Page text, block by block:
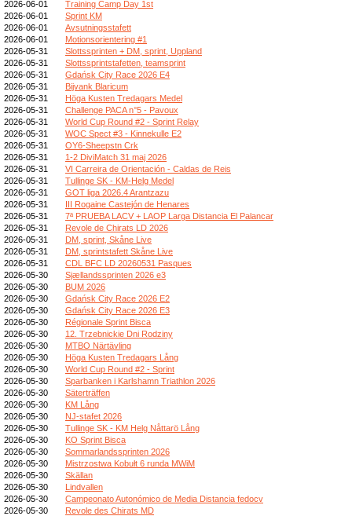
2026-06-01
Training Camp Day 1st
2026-06-01
Sprint KM
2026-06-01
Avsutningsstafett
2026-06-01
Motionsorientering #1
2026-05-31
Slottssprinten + DM, sprint, Uppland
2026-05-31
Slottssprintstafetten, teamsprint
2026-05-31
Gdańsk City Race 2026 E4
2026-05-31
Bijvank Blaricum
2026-05-31
Höga Kusten Tredagars Medel
2026-05-31
Challenge PACA n°5 - Pavoux
2026-05-31
World Cup Round #2 - Sprint Relay
2026-05-31
WOC Spect #3 - Kinnekulle E2
2026-05-31
OY6-Sheepstn Crk
2026-05-31
1-2 DiviMatch 31 maj 2026
2026-05-31
VI Carreira de Orientación - Caldas de Reis
2026-05-31
Tullinge SK - KM-Helg Medel
2026-05-31
GOT liga 2026.4 Arantzazu
2026-05-31
III Rogaine Castejón de Henares
2026-05-31
7ª PRUEBA LACV + LAOP Larga Distancia El Palancar
2026-05-31
Revole de Chirats LD 2026
2026-05-31
DM, sprint, Skåne Live
2026-05-31
DM, sprintstafett Skåne Live
2026-05-31
CDL BFC LD 20260531 Pasques
2026-05-30
Sjællandssprinten 2026 e3
2026-05-30
BUM 2026
2026-05-30
Gdańsk City Race 2026 E2
2026-05-30
Gdańsk City Race 2026 E3
2026-05-30
Régionale Sprint Bisca
2026-05-30
12. Trzebnickie Dni Rodziny
2026-05-30
MTBO Närtävling
2026-05-30
Höga Kusten Tredagars Lång
2026-05-30
World Cup Round #2 - Sprint
2026-05-30
Sparbanken i Karlshamn Triathlon 2026
2026-05-30
Säterträffen
2026-05-30
KM Lång
2026-05-30
NJ-stafet 2026
2026-05-30
Tullinge SK - KM Helg Nåttarö Lång
2026-05-30
KO Sprint Bisca
2026-05-30
Sommarlandssprinten 2026
2026-05-30
Mistrzostwa Kobułt 6 runda MWiM
2026-05-30
Skällan
2026-05-30
Lindvallen
2026-05-30
Campeonato Autonómico de Media Distancia fedocv
2026-05-30
Revole des Chirats MD